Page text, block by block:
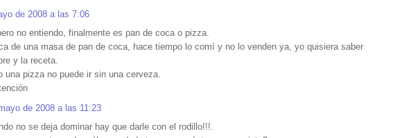
de 2008 a las 7:06
no entiendo, finalmente es pan de coca o pizza.
de una masa de pan de coca, hace tiempo lo comí y no lo venden ya, yo quisiera saber
y la receta.
una pizza no puede ir sin una cerveza.
de 2008 a las 11:23
no se deja dominar hay que darle con el rodillo!!!.